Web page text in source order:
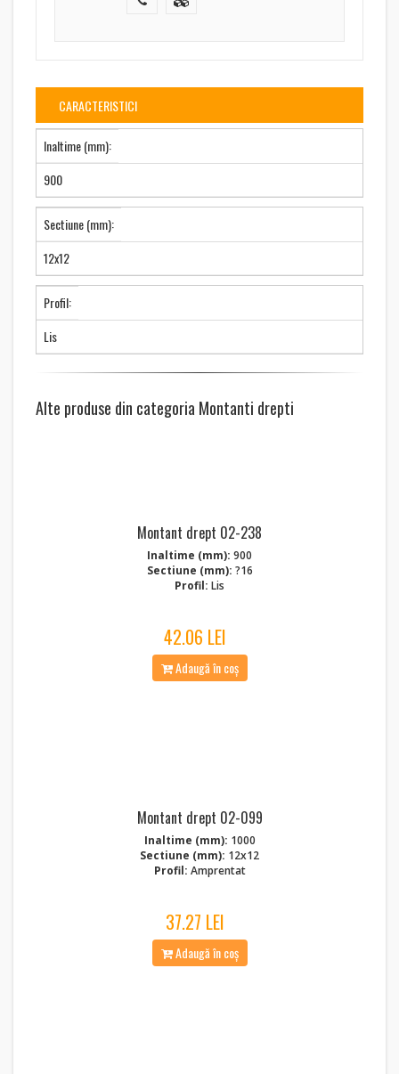
CARACTERISTICI
Inaltime (mm):
900
Sectiune (mm):
12x12
Profil:
Lis
Alte produse din categoria Montanti drepti
Montant drept 02-238
Inaltime (mm): 900
Sectiune (mm): ?16
Profil: Lis
42.06 LEI
Adaugă în coș
Montant drept 02-099
Inaltime (mm): 1000
Sectiune (mm): 12x12
Profil: Amprentat
37.27 LEI
Adaugă în coș